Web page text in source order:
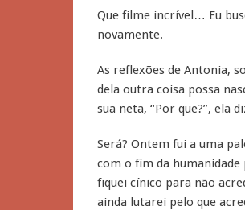
Que filme incrível… Eu
novamente.
As reflexões de Antonia,
dela outra coisa possa
sua neta, “Por que?”, ela
Será? Ontem fui a uma
com o fim da humanidade
fiquei cínico para não
ainda lutarei pelo que